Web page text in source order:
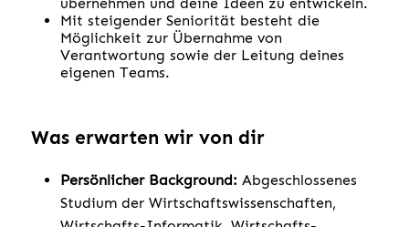
Mit steigender Seniorität besteht die
Möglichkeit zur Übernahme von
Verantwortung sowie der Leitung deines
eigenen Teams.
Was erwarten wir von dir
Persönlicher Background: Abgeschlossenes
Studium der Wirtschaftswissenschaften,